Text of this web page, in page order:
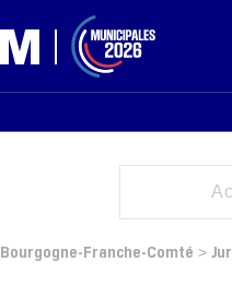
Bourgogne-Franche-Comté >